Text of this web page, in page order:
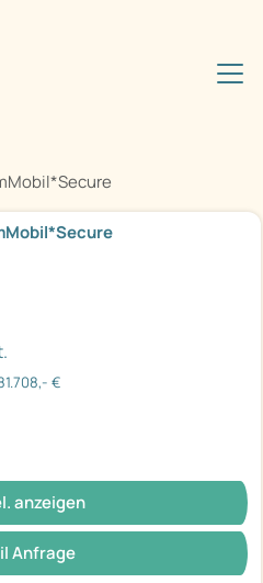
€
anzeigen
Anfrage